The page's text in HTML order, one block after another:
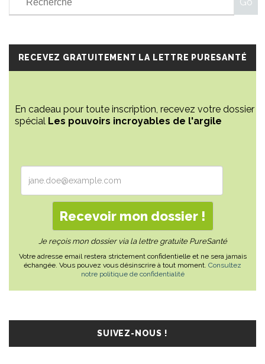
RECEVEZ GRATUITEMENT LA LETTRE PURESANTÉ
En cadeau pour toute inscription, recevez votre dossier
spécial Les pouvoirs incroyables de l'argile
Je reçois mon dossier via la lettre gratuite PureSanté
Votre adresse email restera strictement confidentielle et ne sera jamais
échangée. Vous pouvez vous désinscrire à tout moment. Consultez
notre politique de confidentialité
SUIVEZ-NOUS !